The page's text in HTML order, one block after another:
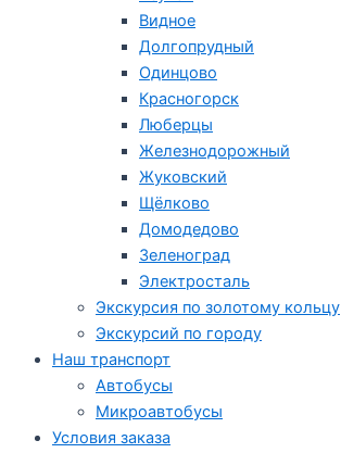
Видное
Долгопрудный
Одинцово
Красногорск
Люберцы
Железнодорожный
Жуковский
Щёлково
Домодедово
Зеленоград
Электросталь
Экскурсия по золотому кольцу
Экскурсий по городу
Наш транспорт
Автобусы
Микроавтобусы
Условия заказа